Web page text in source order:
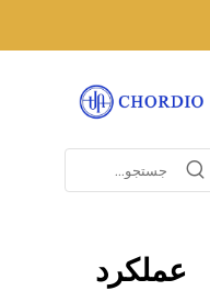
عملکرد